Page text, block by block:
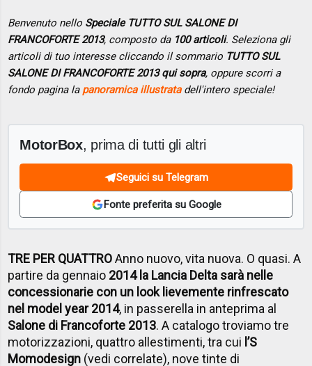
Benvenuto nello Speciale TUTTO SUL SALONE DI
FRANCOFORTE 2013, composto da 100 articoli. Seleziona gli
articoli di tuo interesse cliccando il sommario TUTTO SUL
SALONE DI FRANCOFORTE 2013 qui sopra, oppure scorri a
fondo pagina la panoramica illustratadell'intero speciale!
MotorBox, prima di tutti gli altri
Seguici su Telegram
Fonte preferita su Google
TRE PER QUATTROAnno nuovo, vita nuova. O quasi. A
partire da gennaio 2014 la Lancia Delta sarà nelle
concessionarie con un look lievemente rinfrescato
nel model year 2014, in passerella in anteprima al
Salone di Francoforte 2013. A catalogo troviamo tre
motorizzazioni, quattro allestimenti, tra cui l’S
Momodesign (vedi correlate), nove tinte di